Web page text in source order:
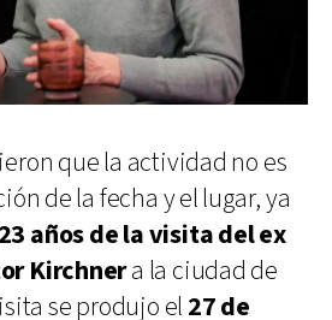
que la actividad no es
de la fecha y el lugar, ya
años de la visita del ex
Kirchnera la ciudad de
se produjo el 27 de